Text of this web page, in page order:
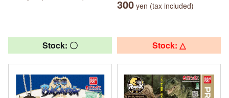
300 yen (tax included)
Stock: 〇 Stock: △